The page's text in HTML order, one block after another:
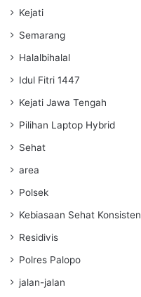
Kejati
Semarang
Halalbihalal
Idul Fitri 1447
Kejati Jawa Tengah
Pilihan Laptop Hybrid
Sehat
area
Polsek
Kebiasaan Sehat Konsisten
Residivis
Polres Palopo
jalan-jalan